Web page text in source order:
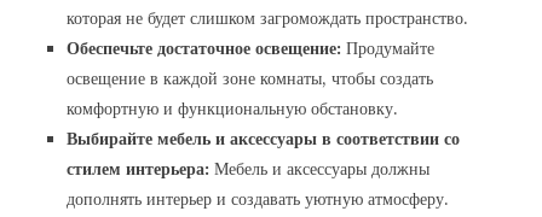
которая не будет слишком загромождать пространство.
Обеспечьте достаточное освещение: Продумайте
освещение в каждой зоне комнаты, чтобы создать
комфортную и функциональную обстановку.
Выбирайте мебель и аксессуары в соответствии со
стилем интерьера: Мебель и аксессуары должны
дополнять интерьер и создавать уютную атмосферу.